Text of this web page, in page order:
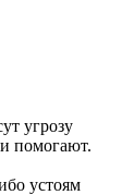
угрозу
помогают.
устоям